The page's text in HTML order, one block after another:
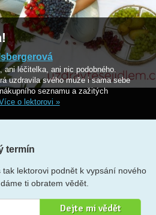
ani léčitelka, ani nic podobného.
uzdravila svého muže i sama sebe
seznamu a zažitých
o lektorovi »
termín
lektorovi podnět k vypsání nového
ti obratem vědět.